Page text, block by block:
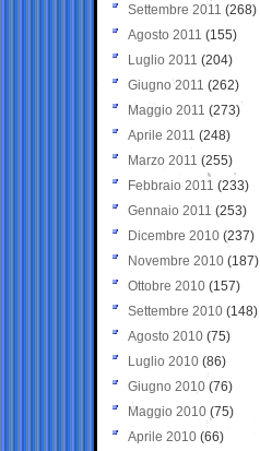
Settembre 2011 (268)
Agosto 2011 (155)
Luglio 2011 (204)
Giugno 2011 (262)
Maggio 2011 (273)
Aprile 2011 (248)
Marzo 2011 (255)
Febbraio 2011 (233)
Gennaio 2011 (253)
Dicembre 2010 (237)
Novembre 2010 (187)
Ottobre 2010 (157)
Settembre 2010 (148)
Agosto 2010 (75)
Luglio 2010 (86)
Giugno 2010 (76)
Maggio 2010 (75)
Aprile 2010 (66)